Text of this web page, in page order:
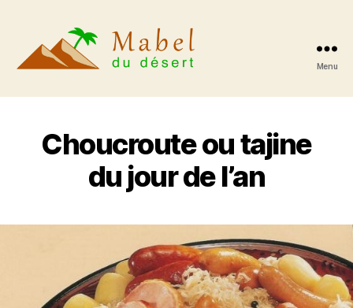
Menu
Choucroute ou tajine
du jour de l’an